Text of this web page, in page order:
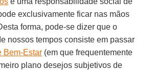
exclusivamente ficar nas mãos
forma, pode-se dizer que o
nossos tempos consiste em passar
Bem-Estar (em que frequentemente
plano desejos subjetivos de